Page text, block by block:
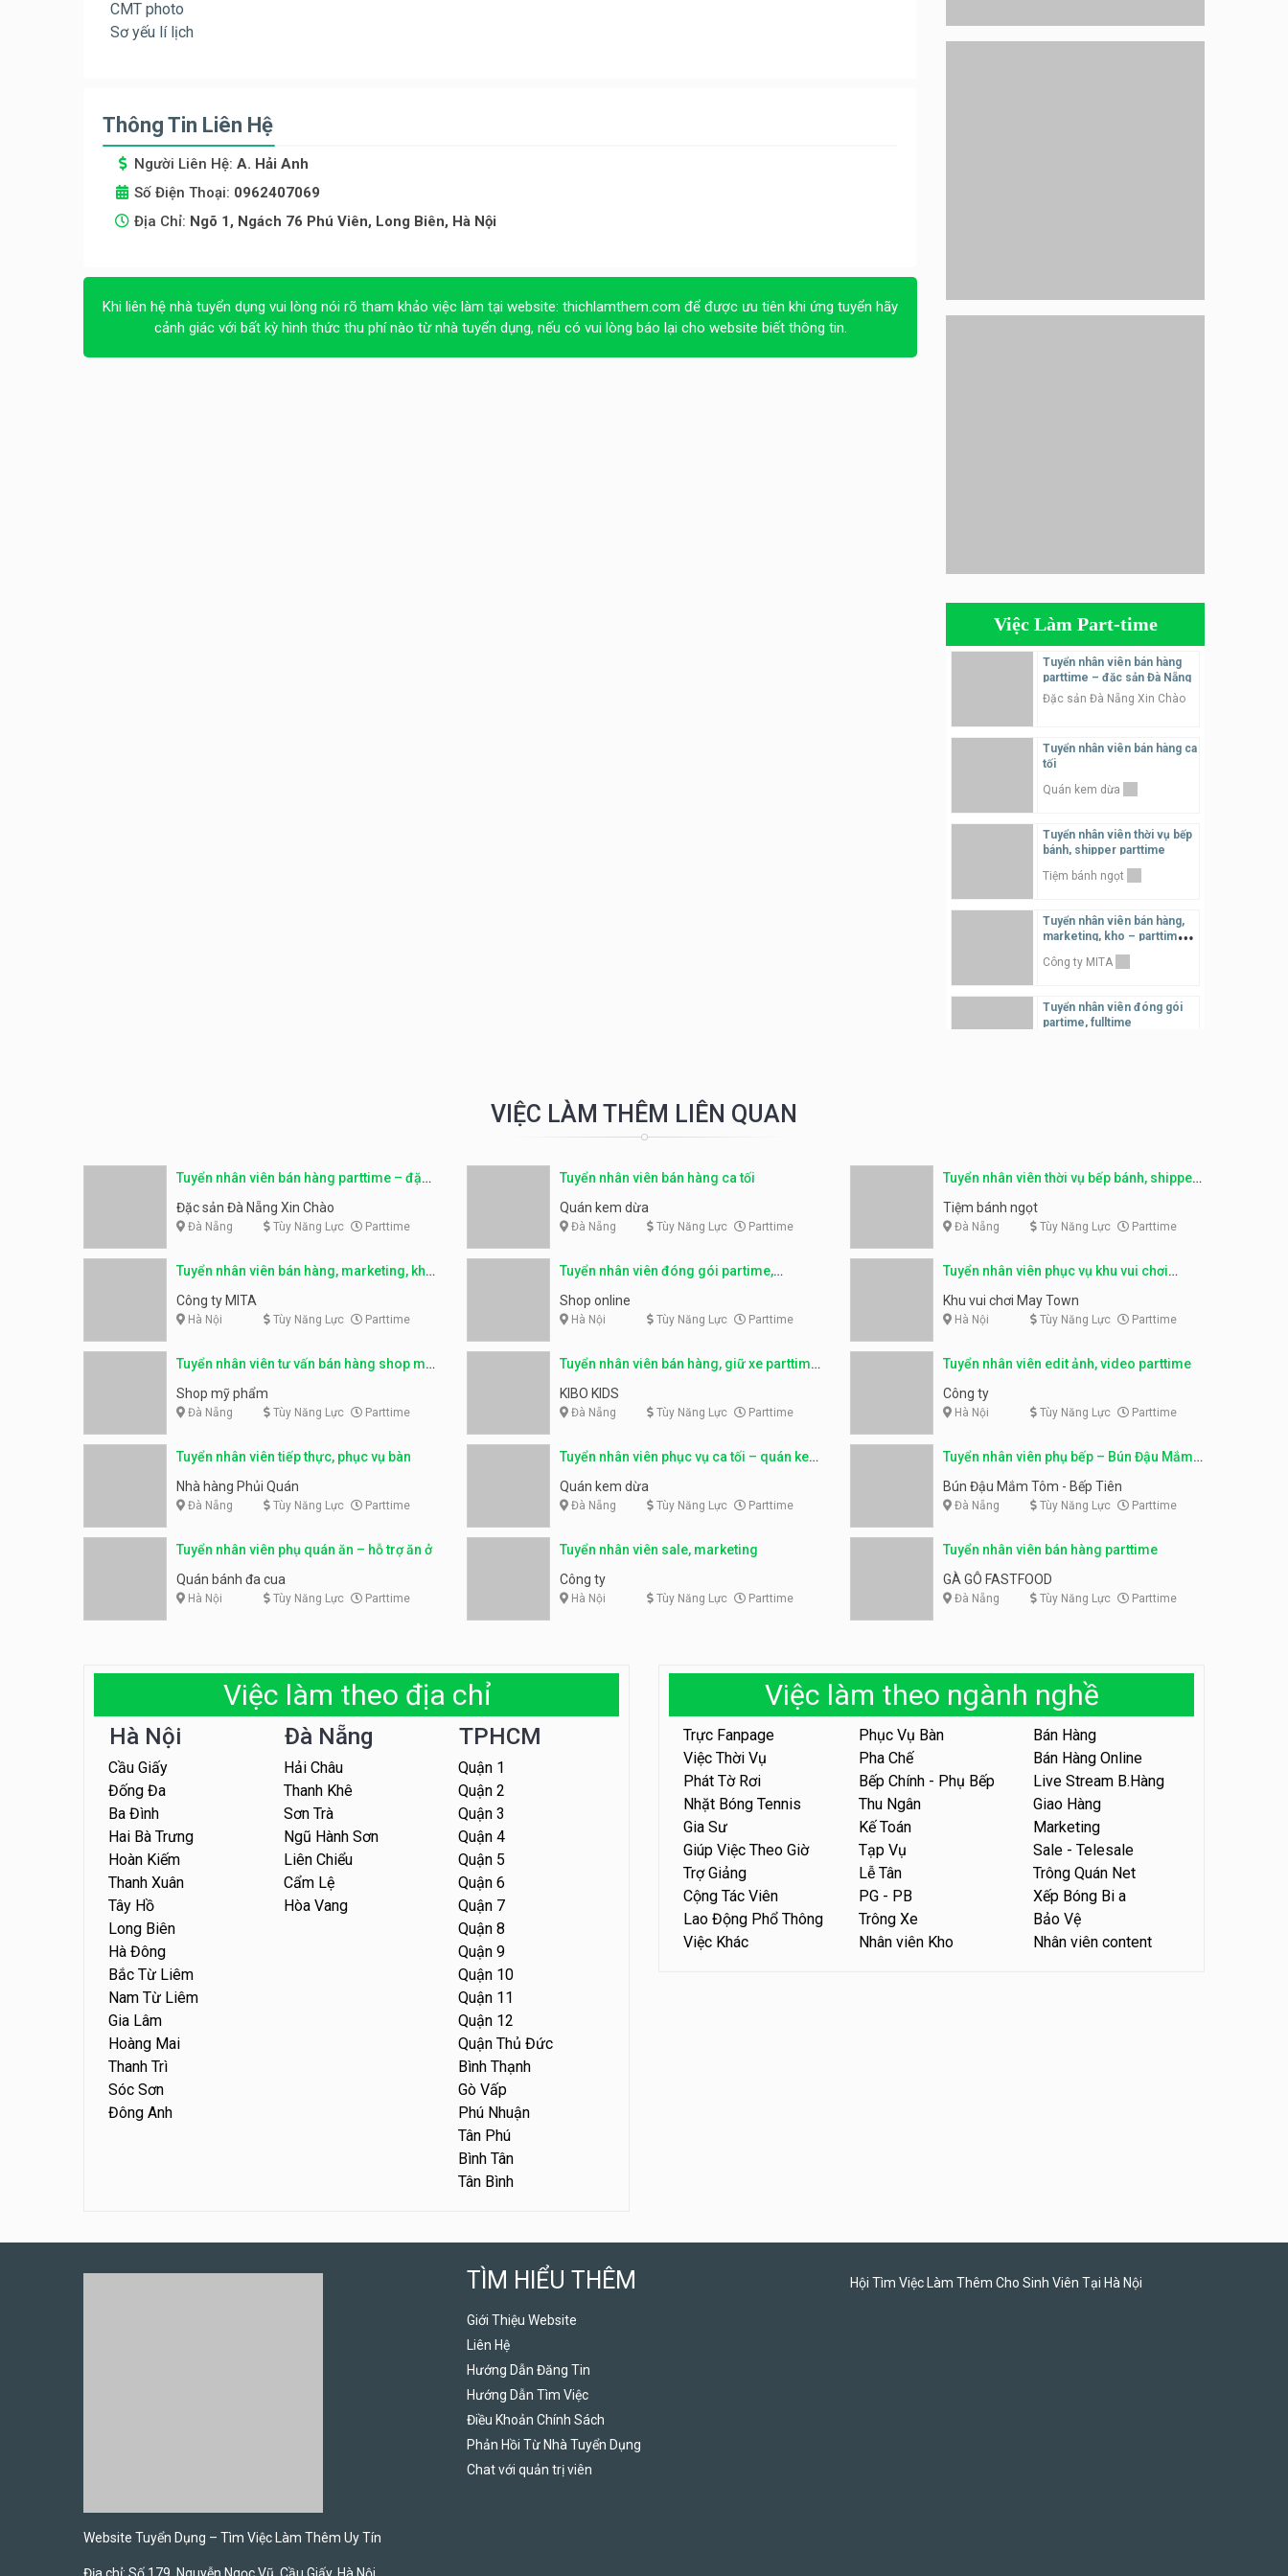
CMT photo
Sơ yếu lí lịch
Thông Tin Liên Hệ
Người Liên Hệ: A. Hải Anh
Số Điện Thoại: 0962407069
Địa Chỉ: Ngõ 1, Ngách 76 Phú Viên, Long Biên, Hà Nội
Khi liên hệ nhà tuyển dụng vui lòng nói rõ tham khảo việc làm tại website: thichlamthem.com để được ưu tiên khi ứng tuyển hãy
cảnh giác với bất kỳ hình thức thu phí nào từ nhà tuyển dụng, nếu có vui lòng báo lại cho website biết thông tin.
SONGKRAN
Shop online
Tuyển nhân viên phục vụ
bàn, phụ bếp
Tuyển nhân viên phục vụ
bàn parttime
Tuyển nhân viên content,
trực page, thu ngân parttime
lương cao
Tuyển nhân viên phụ bếp, tạp
vụ, hỗ trợ ra đơn
Việc Làm Part-time
Tuyển nhân viên bán hàng
parttime – đặc sản Đà Nẵng
Đặc sản Đà Nẵng Xin Chào
Tuyển nhân viên bán hàng ca
tối
Quán kem dừa
Tuyển nhân viên thời vụ bếp
bánh, shipper parttime
Tiệm bánh ngọt
Tuyển nhân viên bán hàng,
marketing, kho – parttime,
Công ty MITA
Tuyển nhân viên đóng gói
partime, fulltime
Tuyển nhân viên tư vấn bán
Shop mỹ phẩm
Tuyển nhân viên bán hàng,
giữ xe parttime – Kibo Kid
KIBO KIDS
video parttime
phục vụ bàn
Nhà hàng Phủi Quán
Tuyển nhân viên phụ quán ăn
– hỗ trợ ăn ở
Quán bánh đa cua
Tuyển nhân viên sale,
marketing
Công ty
Tuyển nhân viên bán hàng
parttime
GÀ GÔ FASTFOOD
VIỆC LÀM THÊM LIÊN QUAN
Tuyển nhân viên bán hàng parttime – đặc
sản Đà Nẵng
Đặc sản Đà Nẵng Xin Chào
Đà Nẵng Tùy Năng Lực Parttime
Tuyển nhân viên bán hàng ca tối
Quán kem dừa
Đà Nẵng Tùy Năng Lực Parttime
Tuyển nhân viên thời vụ bếp bánh, shipper
parttime
Tiệm bánh ngọt
Đà Nẵng Tùy Năng Lực Parttime
Tuyển nhân viên bán hàng, marketing, kho
– parttime, fulltime
Công ty MITA
Hà Nội Tùy Năng Lực Parttime
Tuyển nhân viên đóng gói partime,
fulltime
Shop online
Hà Nội Tùy Năng Lực Parttime
Tuyển nhân viên phục vụ khu vui chơi
parttime linh động
Khu vui chơi May Town
Hà Nội Tùy Năng Lực Parttime
Tuyển nhân viên tư vấn bán hàng shop mỹ
phẩm
Shop mỹ phẩm
Đà Nẵng Tùy Năng Lực Parttime
Tuyển nhân viên bán hàng, giữ xe parttime
– Kibo Kid
KIBO KIDS
Đà Nẵng Tùy Năng Lực Parttime
Tuyển nhân viên edit ảnh, video parttime
Công ty
Hà Nội Tùy Năng Lực Parttime
Tuyển nhân viên tiếp thực, phục vụ bàn
Nhà hàng Phủi Quán
Đà Nẵng Tùy Năng Lực Parttime
Tuyển nhân viên phục vụ ca tối – quán kem
dừa
Quán kem dừa
Đà Nẵng Tùy Năng Lực Parttime
Tuyển nhân viên phụ bếp – Bún Đậu Mắm
Tôm – Bếp Tiên
Bún Đậu Mắm Tôm - Bếp Tiên
Đà Nẵng Tùy Năng Lực Parttime
Tuyển nhân viên phụ quán ăn – hỗ trợ ăn ở
Quán bánh đa cua
Hà Nội Tùy Năng Lực Parttime
Tuyển nhân viên sale, marketing
Công ty
Hà Nội Tùy Năng Lực Parttime
Tuyển nhân viên bán hàng parttime
GÀ GÔ FASTFOOD
Đà Nẵng Tùy Năng Lực Parttime
Việc làm theo địa chỉ
Hà Nội
Cầu Giấy
Đống Đa
Ba Đình
Hai Bà Trưng
Hoàn Kiếm
Thanh Xuân
Tây Hồ
Long Biên
Hà Đông
Bắc Từ Liêm
Nam Từ Liêm
Gia Lâm
Hoàng Mai
Thanh Trì
Sóc Sơn
Đông Anh
Đà Nẵng
Hải Châu
Thanh Khê
Sơn Trà
Ngũ Hành Sơn
Liên Chiểu
Cẩm Lệ
Hòa Vang
TPHCM
Quận 1
Quận 2
Quận 3
Quận 4
Quận 5
Quận 6
Quận 7
Quận 8
Quận 9
Quận 10
Quận 11
Quận 12
Quận Thủ Đức
Bình Thạnh
Gò Vấp
Phú Nhuận
Tân Phú
Bình Tân
Tân Bình
Việc làm theo ngành nghề
Trực Fanpage Phục Vụ Bàn
Bán Hàng
Việc Thời Vụ
Pha Chế
Bán Hàng Online
Phát Tờ Rơi
Bếp Chính - Phụ Bếp
Live Stream B.Hàng
Nhặt Bóng Tennis
Thu Ngân
Giao Hàng
Gia Sư
Kế Toán
Marketing
Giúp Việc Theo Giờ
Tạp Vụ
Sale - Telesale
Trợ Giảng
Lễ Tân
Trông Quán Net
Cộng Tác Viên
PG - PB
Xếp Bóng Bi a
Lao Động Phổ Thông
Trông Xe
Bảo Vệ
Việc Khác
Nhân viên Kho Nhân viên content
Website Tuyển Dụng – Tìm Việc Làm Thêm Uy Tín
TÌM HIỂU THÊM
Giới Thiệu Website
Liên Hệ
Hướng Dẫn Đăng Tin
Hướng Dẫn Tìm Việc
Điều Khoản Chính Sách
Phản Hồi Từ Nhà Tuyển Dụng
Chat với quản trị viên
Hội Tìm Việc Làm Thêm Cho Sinh Viên Tại Hà Nội